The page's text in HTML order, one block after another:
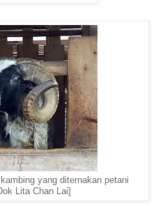
yang diternakan petani
Lita Chan Lai]